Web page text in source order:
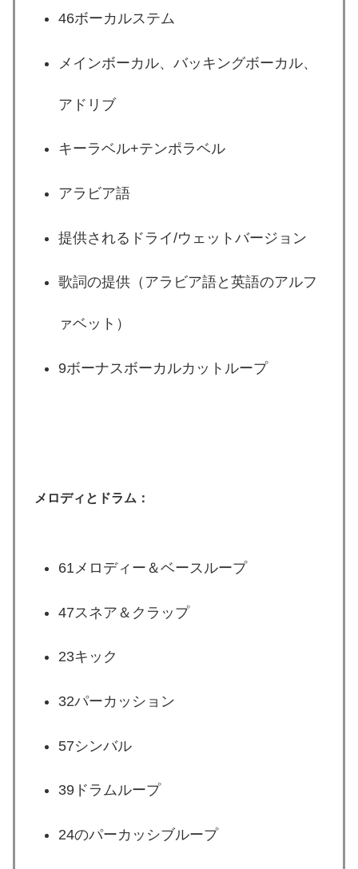
46ボーカルステム
メインボーカル、バッキングボーカル、
アドリブ
キーラベル+テンポラベル
アラビア語
提供されるドライ/ウェットバージョン
歌詞の提供（アラビア語と英語のアルフ
ァベット）
9ボーナスボーカルカットループ
メロディとドラム：
61メロディー＆ベースループ
47スネア＆クラップ
23キック
32パーカッション
57シンバル
39ドラムループ
24のパーカッシブループ